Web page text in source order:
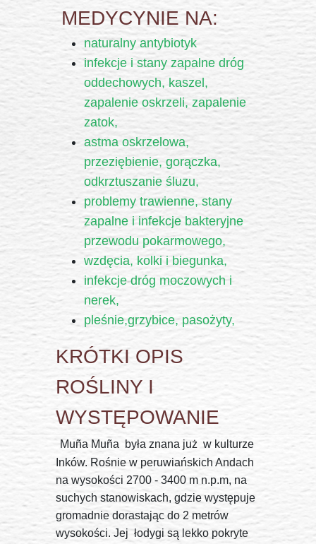
MEDYCYNIE NA:
naturalny antybiotyk
infekcje i stany zapalne dróg
oddechowych, kaszel,
zapalenie oskrzeli, zapalenie
zatok,
astma oskrzelowa,
przeziębienie, gorączka,
odkrztuszanie śluzu,
problemy trawienne, stany
zapalne i infekcje bakteryjne
przewodu pokarmowego,
wzdęcia, kolki i biegunka,
infekcje dróg moczowych i
nerek,
pleśnie,grzybice, pasożyty,
KRÓTKI OPIS
ROŚLINY I
WYSTĘPOWANIE
Muña Muña była znana już w kulturze
Inków. Rośnie w peruwiańskich Andach
na wysokości 2700 - 3400 m n.p.m, na
suchych stanowiskach, gdzie występuje
gromadnie dorastając do 2 metrów
wysokości. Jej łodygi są lekko pokryte